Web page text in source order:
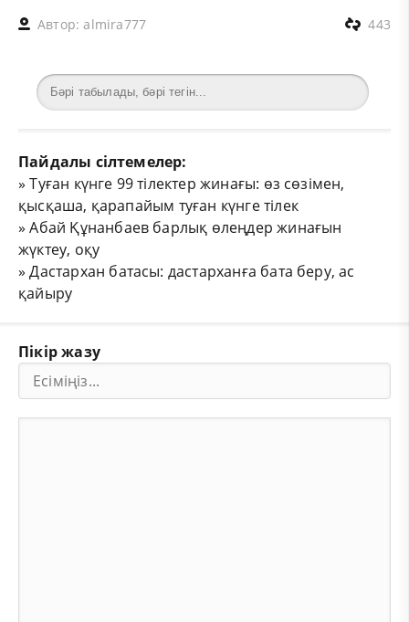
Автор:almira777 443
Пайдалы сілтемелер:
»Туған күнге 99 тілектер жинағы: өз сөзімен,
қысқаша, қарапайым туған күнге тілек
»Абай Құнанбаев барлық өлеңдер жинағын
жүктеу, оқу
»Дастархан батасы: дастарханға бата беру, ас
қайыру
Пікір жазу